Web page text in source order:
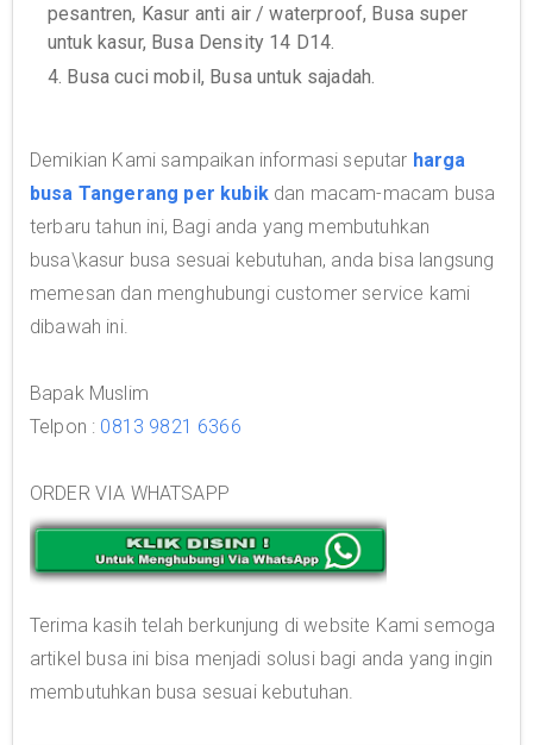
pesantren, Kasur anti air / waterproof, Busa super
untuk kasur, Busa Density 14 D14.
4. Busa cuci mobil, Busa untuk sajadah.
Demikian Kami sampaikan informasi seputar harga
busa Tangerang per kubikdan macam-macam busa
terbaru tahun ini, Bagi anda yang membutuhkan
busa\kasur busa sesuai kebutuhan, anda bisa langsung
memesan dan menghubungi customer service kami
dibawah ini.
Bapak Muslim
Telpon : 0813 9821 6366
ORDER VIA WHATSAPP
Terima kasih telah berkunjung di website Kami semoga
artikel busa ini bisa menjadi solusi bagi anda yang ingin
membutuhkan busa sesuai kebutuhan.